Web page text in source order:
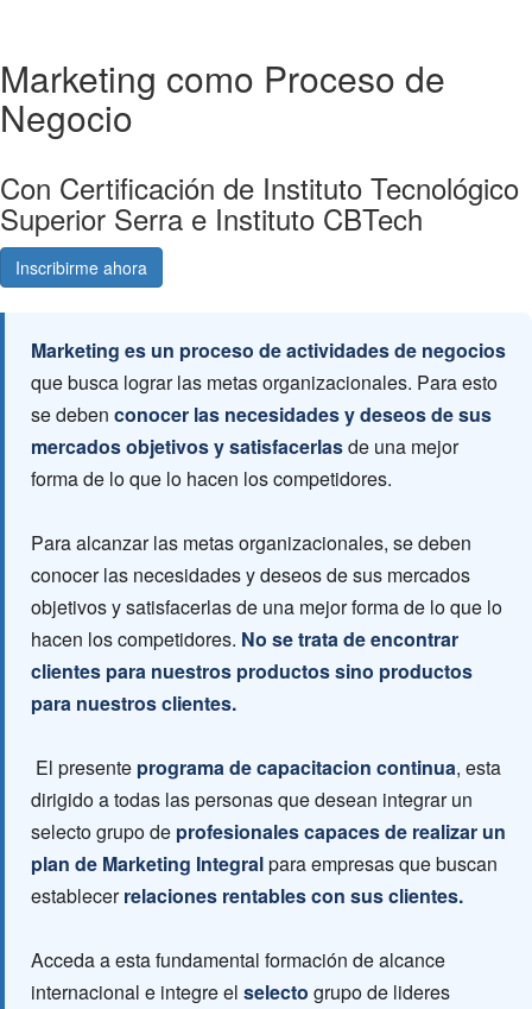
Marketing como Proceso de
Negocio
Con Certificación de Instituto Tecnológico
Superior Serra e Instituto CBTech
Inscribirme ahora
Marketing es un proceso de actividades de negocios
que busca lograr las metas organizacionales. Para esto
se deben conocer las necesidades y deseos de sus
mercados objetivos y satisfacerlasde una mejor
forma de lo que lo hacen los competidores.
Para alcanzar las metas organizacionales, se deben
conocer las necesidades y deseos de sus mercados
objetivos y satisfacerlas de una mejor forma de lo que lo
hacen los competidores. No se trata de encontrar
clientes para nuestros productos sino productos
para nuestros clientes.
El presente programa de capacitacion continua, esta
dirigido a todas las personas que desean integrar un
selecto grupo de profesionales capaces de realizar un
plan de Marketing Integralpara empresas que buscan
establecerrelaciones rentables con sus clientes.
Acceda a esta fundamental formación de alcance
internacional e integre el selecto grupo de lideres